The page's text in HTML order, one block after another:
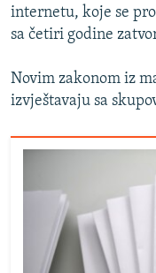
internetu, koje se
sa četiri godine
Novim zakonom iz
izvještavaju sa